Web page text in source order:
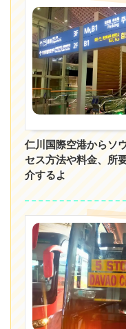
仁川国際空港からソ
セス方法や料金、所
介するよ